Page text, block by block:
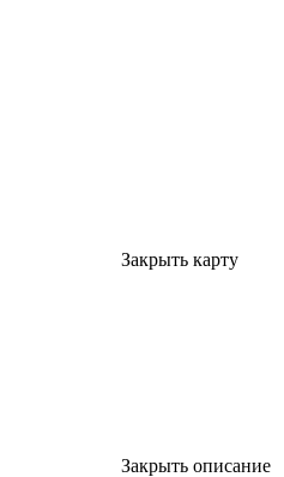
Закрыть карту
Закрыть описание